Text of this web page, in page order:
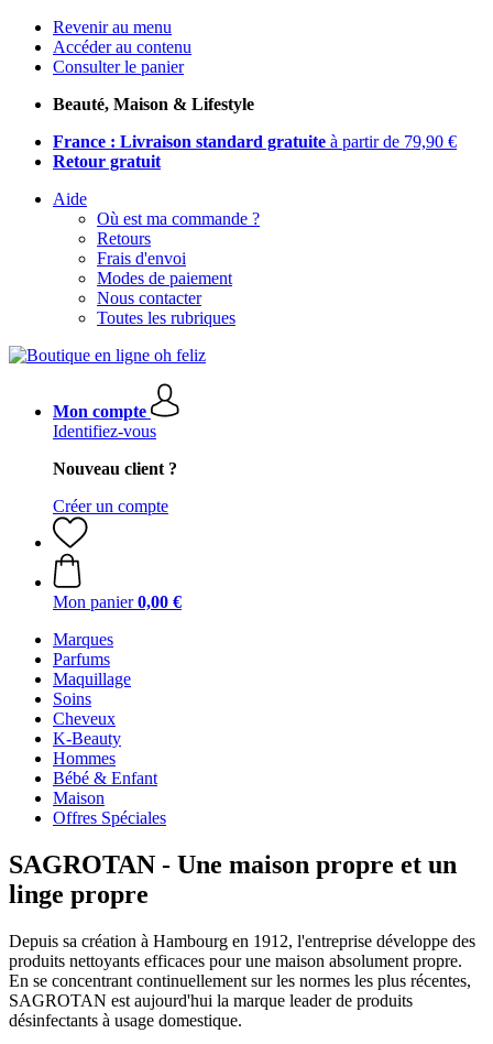
Revenir au menu
Accéder au contenu
Consulter le panier
Beauté, Maison & Lifestyle
France : Livraison standard gratuite à partir de 79,90 €
Retour gratuit
Aide
Où est ma commande ?
Retours
Frais d'envoi
Modes de paiement
Nous contacter
Toutes les rubriques
Mon compte
Identifiez-vous
Nouveau client ?
Créer un compte
Mon panier 0,00 €
Marques
Parfums
Maquillage
Soins
Cheveux
K-Beauty
Hommes
Bébé & Enfant
Maison
Offres Spéciales
SAGROTAN - Une maison propre et un
linge propre
Depuis sa création à Hambourg en 1912, l'entreprise développe des
produits nettoyants efficaces pour une maison absolument propre.
En se concentrant continuellement sur les normes les plus récentes,
SAGROTAN est aujourd'hui la marque leader de produits
désinfectants à usage domestique.